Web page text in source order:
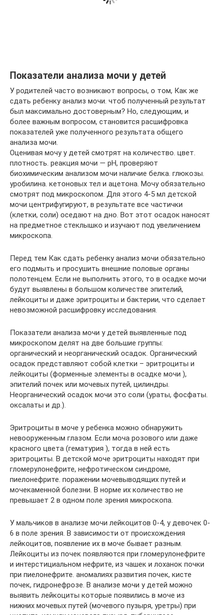
Показатели анализа мочи у детей
У родителей часто возникают вопросы, о том, Как же
сдать ребенку анализ мочи. чтоб полученный результат
был максимально достоверным? Но, следующим, и
более важным вопросом, становится расшифровка
показателей уже полученного результата общего
анализа мочи.
Оценивая мочу у детей смотрят на количество. цвет.
плотность. реакция мочи — рН, проверяют
биохимическим анализом мочи наличие белка. глюкозы.
уробилина. кетоновых тел и ацетона. Мочу обязательно
смотрят под микроскопом. Для этого 4-5 мл детской
мочи центрифугируют, в результате все частички
(клетки, соли) оседают на дно. Вот этот осадок наносят
на предметное стеклышко и изучают под увеличением
микроскопа.
Перед тем Как сдать ребенку анализ мочи обязательно
его подмыть и просушить внешние половые органы
полотенцем. Если не выполнить этого, то в осадке мочи
будут выявлены в большом количестве эпителий,
лейкоциты и даже эритроциты и бактерии, что сделает
невозможной расшифровку исследования.
Показатели анализа мочи у детей выявленные под
микроскопом делят на две большие группы:
органический и неорганический осадок. Органический
осадок представляют собой клетки – эритроциты и
лейкоциты (форменные элементы в осадке мочи ),
эпителий почек или мочевых путей, цилиндры.
Неорганический осадок мочи это соли (ураты, фосфаты.
оксалаты и др.).
Эритроциты в моче у ребенка можно обнаружить
невооруженным глазом. Если моча розового или даже
красного цвета (гематурия ), тогда в ней есть
эритроциты. В детской моче эритроциты находят при
гломерулонефрите, нефротическом синдроме,
пиелонефрите. поражении мочевыводящих путей и
мочекаменной болезни. В норме их количество не
превышает 2 в одном поле зрения микроскопа.
У мальчиков в анализе мочи лейкоцитов 0-4, у девочек 0-
6 в поле зрения. В зависимости от происхождения
лейкоцитов, появление их в моче бывает разным.
Лейкоциты из почек появляются при гломерулонефрите
и интерстициальном нефрите, из чашек и лоханок почки
при пиелонефрите. аномалиях развития почек, кисте
почек, гидронефрозе. В анализе мочи у детей можно
выявить лейкоциты которые появились в моче из
нижних мочевых путей (мочевого пузыря, уретры) при